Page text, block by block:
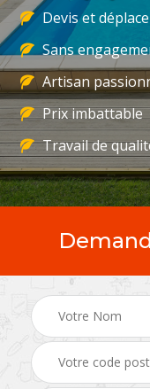
Devis et
Sans
Artisan
Prix imbattable
Travail de